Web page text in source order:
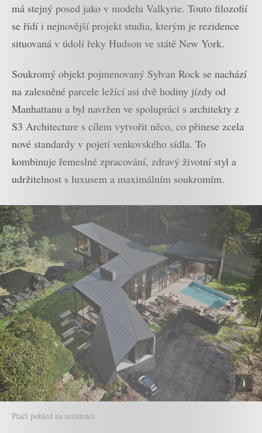
má stejný posed jako v modelu Valkyrie. Touto filozofií
se řídí i nejnovější projekt studia, kterým je rezidence
situovaná v údolí řeky Hudson ve státě New York.
Soukromý objekt pojmenovaný Sylvan Rock se nachází
na zalesněné parcele ležící asi dvě hodiny jízdy od
Manhattanu a byl navržen ve spolupráci s architekty z
S3 Architecture s cílem vytvořit něco, co přinese zcela
nové standardy v pojetí venkovského sídla. To
kombinuje řemeslné zpracování, zdravý životní styl a
udržitelnost s luxusem a maximálním soukromím.
Ptačí pohled na rezidenci